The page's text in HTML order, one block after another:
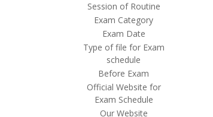
Session of Routine
Exam Category
Exam Date
Type of file for Exam
schedule
Before Exam
Official Website for
Exam Schedule
Our Website